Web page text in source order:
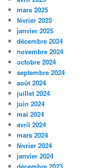
mars 2025
février 2025
janvier 2025
décembre 2024
novembre 2024
octobre 2024
septembre 2024
août 2024
juillet 2024
juin 2024
mai 2024
avril 2024
mars 2024
février 2024
janvier 2024